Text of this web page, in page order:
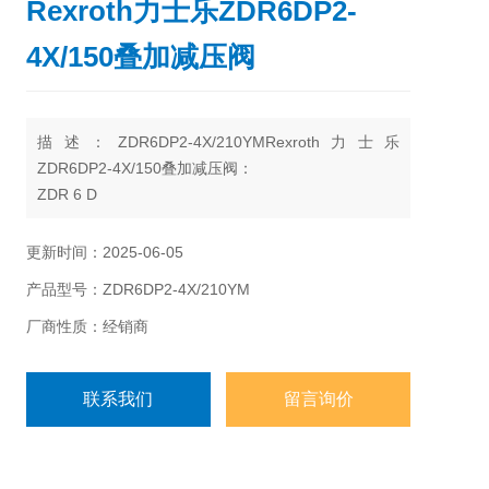
Rexroth力士乐ZDR6DP2-
4X/150叠加减压阀
描述：ZDR6DP2-4X/210YMRexroth力士乐
ZDR6DP2-4X/150叠加减压阀：
ZDR 6 D
组件系列 4
较大流量 50 1/min
更新时间：2025-06-05
产品型号：ZDR6DP2-4X/210YM
厂商性质：经销商
联系我们 留言询价